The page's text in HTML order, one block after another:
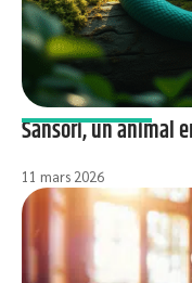
Sansori, un animal
11 mars 2026